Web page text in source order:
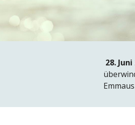
28. Juni